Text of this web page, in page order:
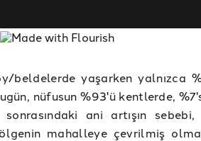
beldelerde yaşarken yalnızca
nüfusun %93'ü kentlerde,
ani artışın
mahalleye çevrilmiş